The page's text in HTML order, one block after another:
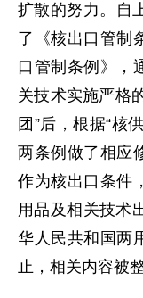
扩散的努力。自
了《核出口管制
口管制条例》，
关技术实施严格
团”后，根据“核
两条例做了相应
作为核出口条件
用品及相关技术
华人民共和国两
止，相关内容被